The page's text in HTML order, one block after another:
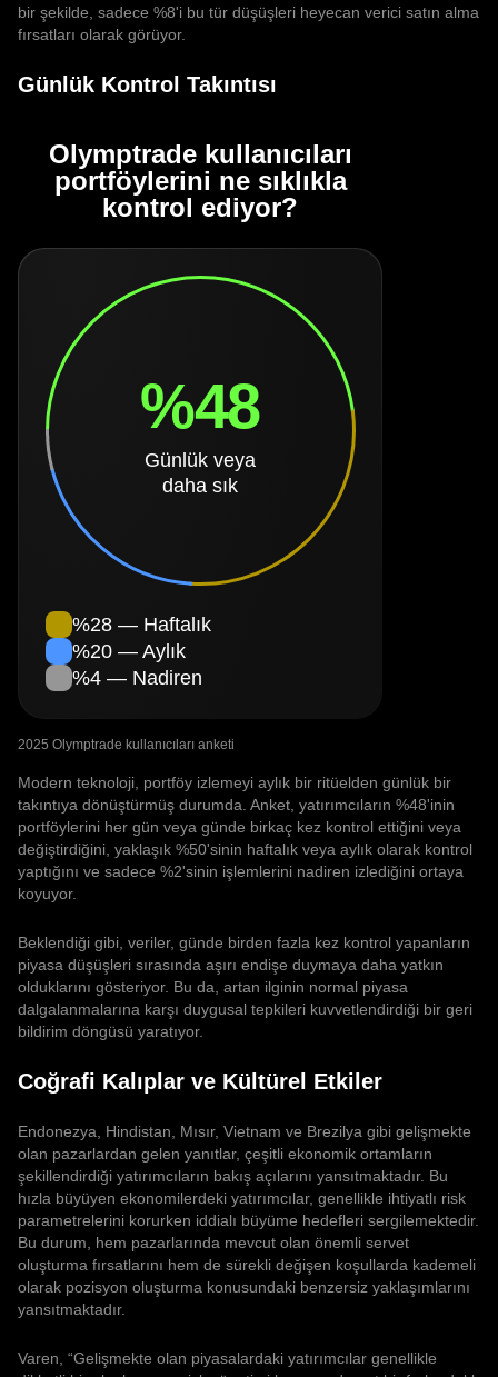
bir şekilde, sadece %8'i bu tür düşüşleri heyecan verici satın alma
fırsatları olarak görüyor.
Günlük Kontrol Takıntısı
Olymptrade kullanıcıları
portföylerini ne sıklıkla
kontrol ediyor?
%48
Günlük veya
daha sık
%28 — Haftalık
%20 — Aylık
%4 — Nadiren
2025 Olymptrade kullanıcıları anketi
Modern teknoloji, portföy izlemeyi aylık bir ritüelden günlük bir
takıntıya dönüştürmüş durumda. Anket, yatırımcıların %48'inin
portföylerini her gün veya günde birkaç kez kontrol ettiğini veya
değiştirdiğini, yaklaşık %50'sinin haftalık veya aylık olarak kontrol
yaptığını ve sadece %2'sinin işlemlerini nadiren izlediğini ortaya
koyuyor.
Beklendiği gibi, veriler, günde birden fazla kez kontrol yapanların
piyasa düşüşleri sırasında aşırı endişe duymaya daha yatkın
olduklarını gösteriyor. Bu da, artan ilginin normal piyasa
dalgalanmalarına karşı duygusal tepkileri kuvvetlendirdiği bir geri
bildirim döngüsü yaratıyor.
Coğrafi Kalıplar ve Kültürel Etkiler
Endonezya, Hindistan, Mısır, Vietnam ve Brezilya gibi gelişmekte
olan pazarlardan gelen yanıtlar, çeşitli ekonomik ortamların
şekillendirdiği yatırımcıların bakış açılarını yansıtmaktadır. Bu
hızla büyüyen ekonomilerdeki yatırımcılar, genellikle ihtiyatlı risk
parametrelerini korurken iddialı büyüme hedefleri sergilemektedir.
Bu durum, hem pazarlarında mevcut olan önemli servet
oluşturma fırsatlarını hem de sürekli değişen koşullarda kademeli
olarak pozisyon oluşturma konusundaki benzersiz yaklaşımlarını
yansıtmaktadır.
Varen, “Gelişmekte olan piyasalardaki yatırımcılar genellikle